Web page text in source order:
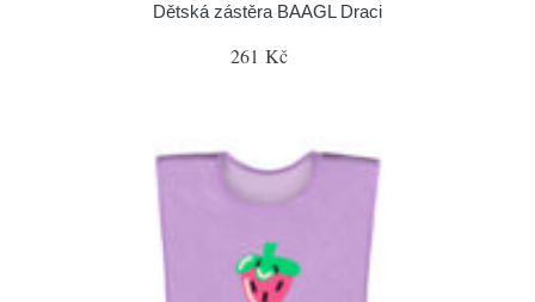
Dětská zástěra BAAGL Draci
261 Kč